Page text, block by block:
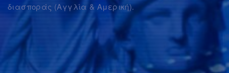
διασποράς (Αγγλία & Αμερική).